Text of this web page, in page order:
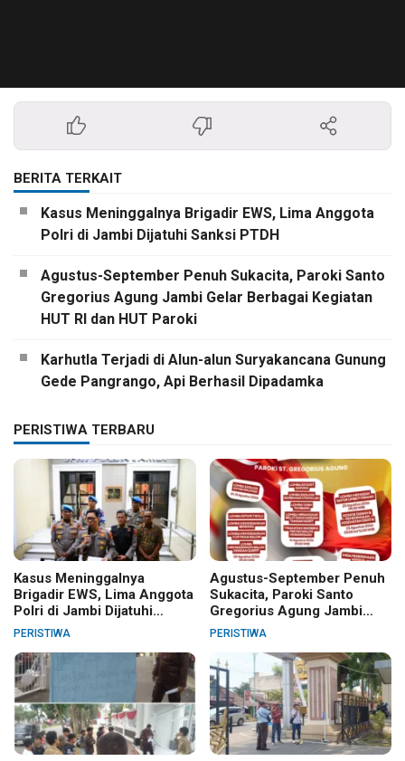
BERITA TERKAIT
Kasus Meninggalnya Brigadir EWS, Lima Anggota
Polri di Jambi Dijatuhi Sanksi PTDH
Agustus-September Penuh Sukacita, Paroki Santo
Gregorius Agung Jambi Gelar Berbagai Kegiatan
HUT RI dan HUT Paroki
Karhutla Terjadi di Alun-alun Suryakancana Gunung
Gede Pangrango, Api Berhasil Dipadamka
PERISTIWA TERBARU
Kasus Meninggalnya
Brigadir EWS, Lima Anggota
Polri di Jambi Dijatuhi
Sanksi PTDH
PERISTIWA
Agustus-September Penuh
Sukacita, Paroki Santo
Gregorius Agung Jambi
Gelar Berbagai Kegiatan
PERISTIWA